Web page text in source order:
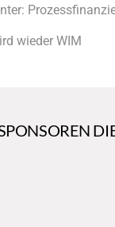
wieder WIM